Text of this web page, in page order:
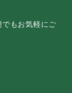
もお気軽にご